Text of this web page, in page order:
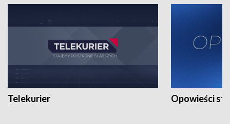
Telekurier Opowieści